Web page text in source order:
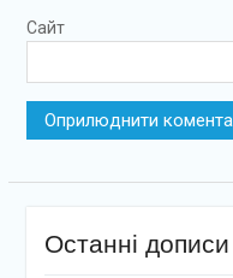
Сайт
Останні дописи